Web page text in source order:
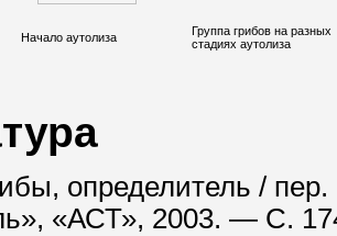
Начало аутолиза
Группа грибов на разных
стадиях аутолиза
определитель /
«АСТ», 2003. — С.